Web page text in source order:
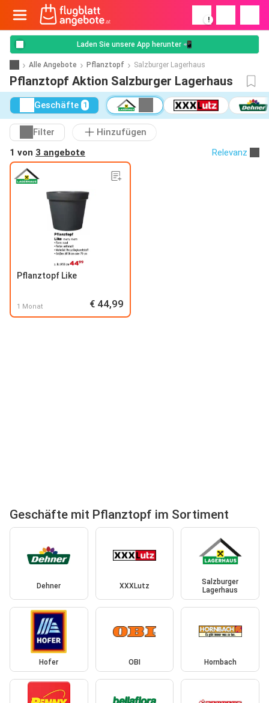
!
Laden Sie unsere App herunter 📲
Alle Angebote Pflanztopf Salzburger Lagerhaus
Pflanztopf Aktion Salzburger Lagerhaus
Geschäfte 1
Filter
Hinzufügen
1 von 3 angebote Relevanz
Pflanztopf Like
1 Monat € 44,99
Geschäfte mit Pflanztopf im Sortiment
Dehner XXXLutz
Salzburger
Lagerhaus
Hofer OBI Hornbach